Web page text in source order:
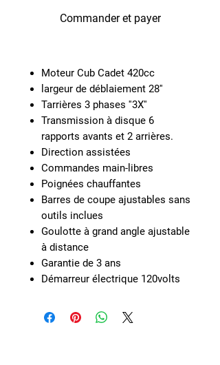
Commander et payer
Moteur Cub Cadet 420cc
largeur de déblaiement 28''
Tarrières 3 phases ''3X''
Transmission à disque 6
rapports avants et 2 arrières.
Direction assistées
Commandes main-libres
Poignées chauffantes
Barres de coupe ajustables sans
outils inclues
Goulotte à grand angle ajustable
à distance
Garantie de 3 ans
Démarreur électrique 120volts